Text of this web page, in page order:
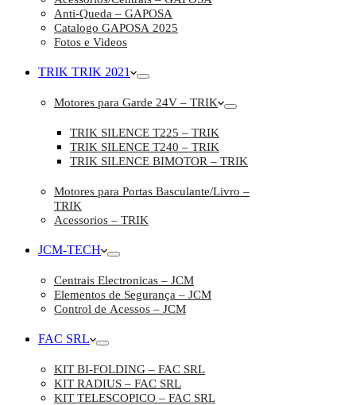
Anti-Queda – GAPOSA
Catalogo GAPOSA 2025
Fotos e Videos
TRIK TRIK 2021
Motores para Garde 24V – TRIK
TRIK SILENCE T225 – TRIK
TRIK SILENCE T240 – TRIK
TRIK SILENCE BIMOTOR – TRIK
Motores para Portas Basculante/Livro –
TRIK
Acessorios – TRIK
JCM-TECH
Centrais Electronicas – JCM
Elementos de Segurança – JCM
Control de Acessos – JCM
FAC SRL
KIT BI-FOLDING – FAC SRL
KIT RADIUS – FAC SRL
KIT TELESCOPICO – FAC SRL